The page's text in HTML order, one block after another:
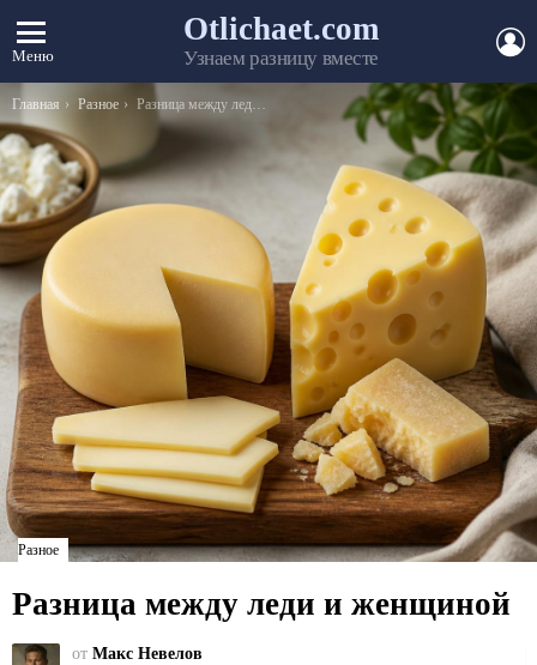
Меню
Otlichaet.com
Узнаем разницу вместе
Вы здесь:
Главная Разное Разница между леди и женщиной
Разное
Разница между леди и женщиной
от Макс Невелов